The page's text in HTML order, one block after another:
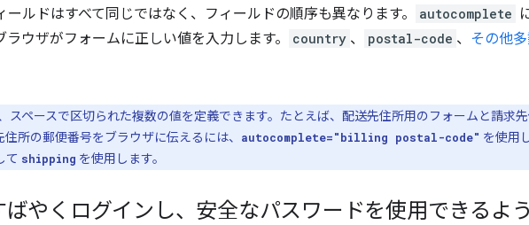
ルドはすべて同じではなく、フィールドの順序も異なります。 autocomplete
ウザがフォームに正しい値を入力します。
country 、 postal-code 、 その他
スペースで区切られた複数の値を定義できます。たとえば、配送先住所用のフォームと請求
所の郵便番号をブラウザに伝えるには、
autocomplete="billing postal-code" を使用
て shipping を使用します。
やくログインし、安全なパスワードを使用できるよ